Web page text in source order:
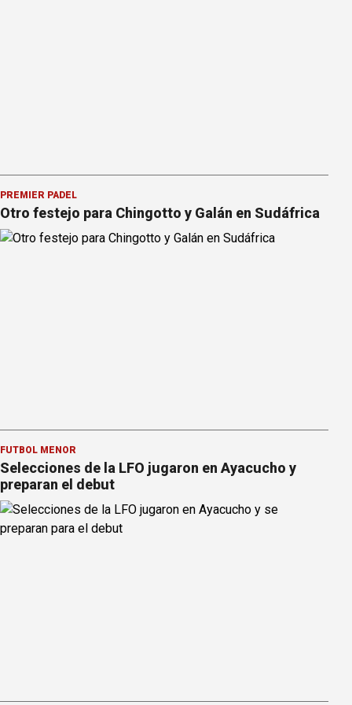
PREMIER PÁDEL
Otro festejo para Chingotto y Galán en Sudáfrica
FÚTBOL MENOR
Selecciones de la LFO jugaron en Ayacucho y
preparan el debut